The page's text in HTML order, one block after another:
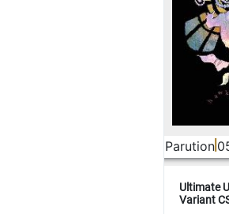
Parution
Ultimate
Variant